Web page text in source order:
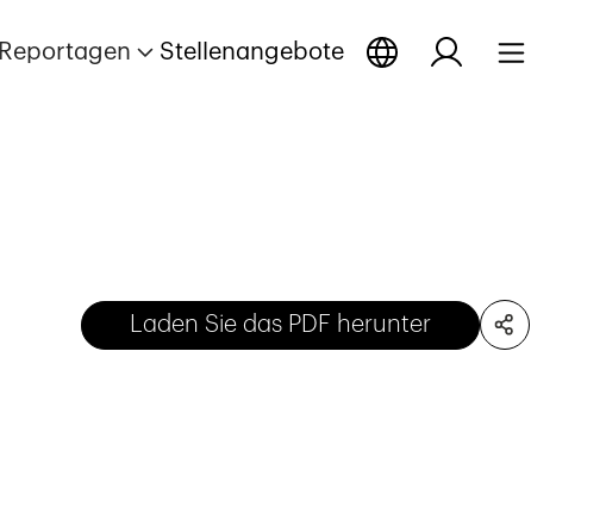
Reportagen Stellenangebote
Laden Sie das PDF herunter